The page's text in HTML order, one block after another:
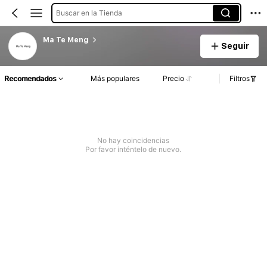
Buscar en la Tienda
Ma Te Meng
Seguir
Recomendados Más populares Precio Filtros
No hay coincidencias
Por favor inténtelo de nuevo.